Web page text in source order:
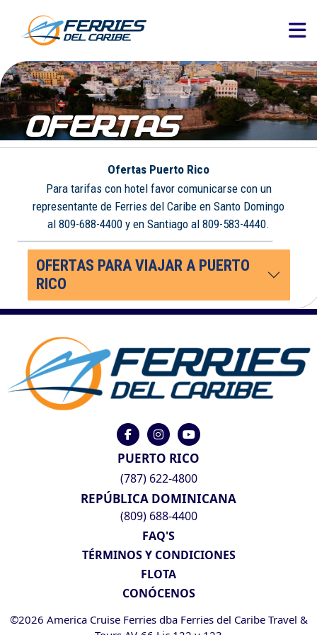
OFERTAS
Ofertas Puerto Rico
Para tarifas con hotel favor comunicarse con un
representante de Ferries del Caribe en Santo Domingo
al 809-688-4400 y en Santiago al 809-583-4440.
OFERTAS PARA VIAJAR A PUERTO
RICO
PUERTO RICO
(787) 622-4800
REPÚBLICA DOMINICANA
(809) 688-4400
FAQ'S
TÉRMINOS Y CONDICIONES
FLOTA
CONÓCENOS
©2026 America Cruise Ferries dba Ferries del Caribe Travel &